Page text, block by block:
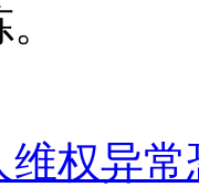
维权异